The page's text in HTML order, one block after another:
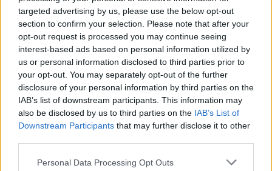
targeted advertising by us, please use the below opt-out
section to confirm your selection. Please note that after your
opt-out request is processed you may continue seeing
interest-based ads based on personal information utilized by
us or personal information disclosed to third parties prior to
your opt-out. You may separately opt-out of the further
disclosure of your personal information by third parties on the
IAB’s list of downstream participants. This information may
also be disclosed by us to third parties on the IAB’s List of
Downstream Participants that may further disclose it to other
Personal Data Processing Opt Outs
A rovat további cikkei